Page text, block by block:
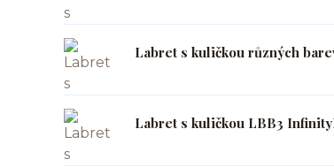
Labret s kuličkou různých
Labret s kuličkou LBB3